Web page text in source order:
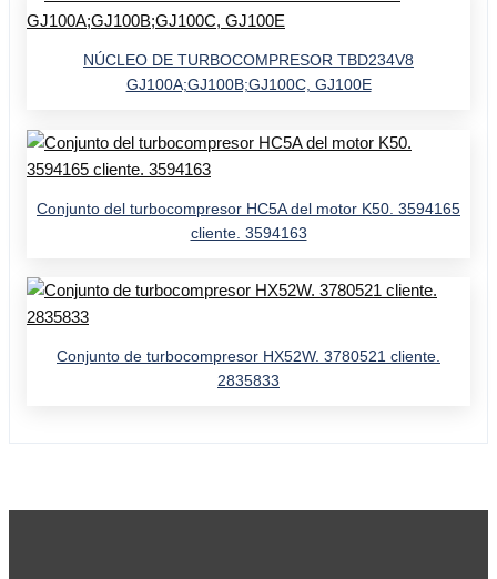
NÚCLEO DE TURBOCOMPRESOR TBD234V8
GJ100A;GJ100B;GJ100C, GJ100E
Conjunto del turbocompresor HC5A del motor K50. 3594165
cliente. 3594163
Conjunto de turbocompresor HX52W. 3780521 cliente.
2835833